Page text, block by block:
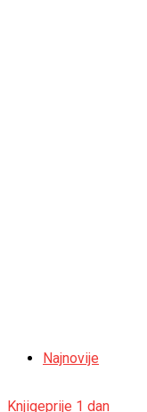
Najnovije
Knjigeprije 1 dan